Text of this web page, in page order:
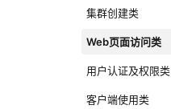
集群创建类
Web页面访问类
用户认证及权限类
客户端使用类